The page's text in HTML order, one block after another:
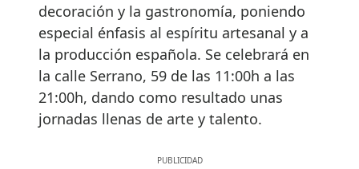
decoración y la gastronomía, poniendo
especial énfasis al espíritu artesanal y a
la producción española. Se celebrará en
la calle Serrano, 59 de las 11:00h a las
21:00h, dando como resultado unas
jornadas llenas de arte y talento.